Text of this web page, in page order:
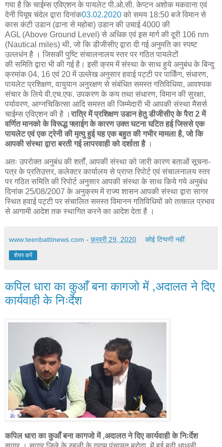
गया है कि चाईम्स एविएशन के पायलेट पी.ओ.सी. केप्टन अशोक मकवाना एवं
देनी पियूष चंदेल द्वारा दिनांक03.02.2020 को समय 18:50 बजे विमान से
कास कंटी उडान (ढाना से महोबा) उडान की उचाई 4000 की
AGL (Above Ground Level) से अधिक एवं इस मार्ग की दूरी 106 nm
(Nautical miles) थी, जो कि डीजीसीए द्वारा दी गई अनुमति का स्पष्ट
उल्लधंन है । जिसकी पुष्टि संचालनालय स्तर पर गठित पायलेटों
की समिति द्वारा भी की गई है। इसी क्रम में संस्था के साथ हुये अनुबंध के बिन्दु
क्रमांक 04, 16 एवं 20 में उल्लेख अनुसार हवाई पट्टी पर पार्किंग, संधारण,
पायलेट प्रशिक्षण, वायुयान अनुरक्षण से संबंधित समस्त गतिविधिया, आवश्यक
संचार के लिये वी.एच.एफ. उपकरण के कय तथा संधारण, विमान की सुरक्षा,
पर्यावरण, आग्नचिकित्सा आदि समस्त की जिम्मेदारी भी आपकी संस्था मैसर्स
चाईम्स एविएशन की है ।रात्रि में प्रशिक्षण उडान हेतु डीजीसीए के पैरा 2 में
वर्णित मानको के विरूद्ध फ्लाईग के कारण उक्त घटना घटित हई जिससे एक
पायलेट एवं एक ट्रेनी की मृत्यु हुई यह एक बहुत की गभीर मामला है, जो कि
आपकी संस्था द्वारा बरती गई लापरवाही को दर्शाता है।
अतः उपरोक्त अनुबंध की शर्तों, आपकी संस्था को जारी कारण बताओं सूचना-
पत्र के प्रतिउत्तर, कलेक्टर कार्यालय से प्राप्त रिपोर्ट एवं संचालनालय स्तर
पर गठित समिति की रिपोर्ट अनुसार आपकी संस्था के साथ किये गये अनुबंध
दिनांक 25/08/2007 के अनुक्रम में राज्य शासन आपकी संस्था द्वारा सागर
स्थित हवाई पट्टी पर संचालित समस्त विमानन गतिविधियों को तत्काल प्रभाव
से आगामी आदेश तक स्थागित करने का आदेश देता है ।
www.teenbattinews.com - फ़रवरी 29, 2020 कोई टिप्पणी नहीं:
शेयर करें
कपिल धारा का कुआँ बना कागजो में ,अदालत ने दिए
कार्यवाही के निःर्देश
कपिल धारा का कुआँ बना कागजो में ,अदालत ने दिए कार्यवाही के निःर्देश